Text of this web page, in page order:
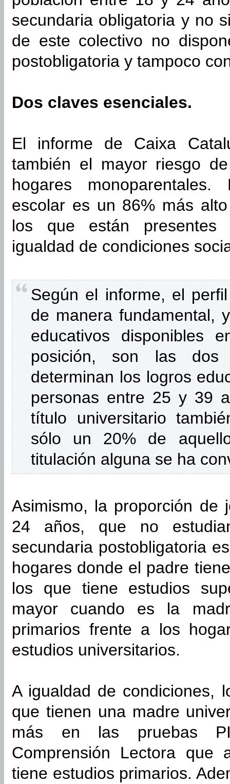
secundaria obligatoria y no
de este colectivo no
postobligatoria y tampoco
Dos claves esenciales.
El informe de Caixa
también el mayor riesgo
hogares
escolar es un 86% más
los que están
igualdad de condiciones
Según el informe, el
de manera fundamental,
educativos disponibles
posición, son las dos
determinan los logros
personas entre 25 y 39
título universitario
sólo un 20% de
titulación alguna se ha
Asimismo, la proporción de
24 años, que no
secundaria postobligatoria
hogares donde el padre
los que tiene estudios
mayor cuando es la
primarios frente a los
estudios universitarios.
A igualdad de condiciones,
que tienen una madre
más en las pruebas
Comprensión Lectora que
tiene estudios primarios.